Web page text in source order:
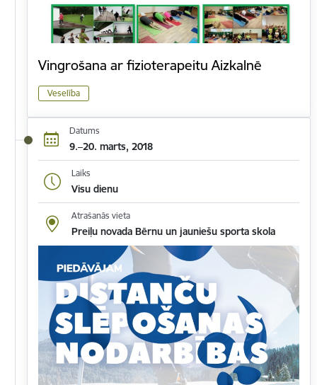
Vingrošana ar fizioterapeitu Aizkalnē
Veselība
Datums
9.–20. marts, 2018
Laiks
Visu dienu
Atrašanās vieta
Preiļu novada Bērnu un jauniešu sporta skola